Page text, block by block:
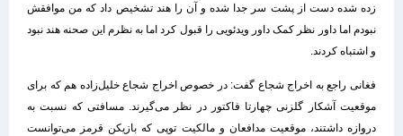
زده شده دست از پشت سر جدا شده و آن را هند تشخیص داد که من موافقش
نبودم اما داور نظر کمک داور ویدئویی را قبول کرد اما به نظرم این صحنه هند نبود
و اشتباه کردند.
فغانی راجع به اخراج شجاع گفت: در خصوص اخراج شجاع خلیل‌زاده هم که برای
موقعیت آشکار گلزنی چهارتا فاکتور در نظر می‌گیرند. مسافتی که نسبت به
دروازه داشتند، موقعیت مدافعان و مالکیت توپی که بازیکن قرمز می‌توانست